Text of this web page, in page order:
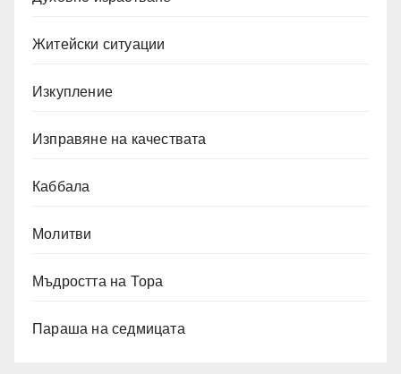
Житейски ситуации
Изкупление
Изправяне на качествата
Каббала
Молитви
Мъдростта на Тора
Параша на седмицата